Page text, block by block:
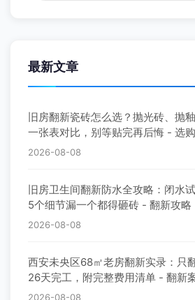
最新文章
旧房翻新瓷砖怎么选？抛光砖、抛
一张表对比，别等贴完再后悔 - 选
2026-08-08
旧房卫生间翻新防水全攻略：闭水
5个细节漏一个都得砸砖 - 翻新攻略
2026-08-08
西安未央区68㎡老房翻新实录：只
26天完工，附完整费用清单 - 翻新
2026-08-08